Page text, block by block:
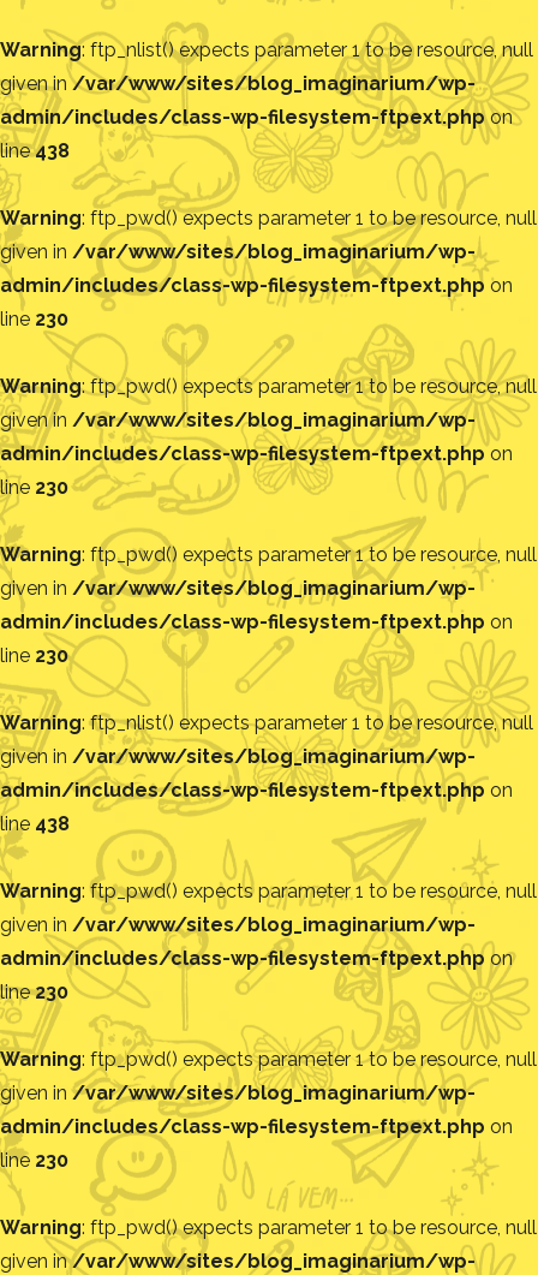
Warning: ftp_nlist() expects parameter 1 to be resource, null
given in/var/www/sites/blog_imaginarium/wp-
admin/includes/class-wp-filesystem-ftpext.phpon
line438
Warning: ftp_pwd() expects parameter 1 to be resource, null
given in /var/www/sites/blog_imaginarium/wp-
admin/includes/class-wp-filesystem-ftpext.php on
line 230
Warning: ftp_pwd() expects parameter 1 to be resource, null
given in /var/www/sites/blog_imaginarium/wp-
admin/includes/class-wp-filesystem-ftpext.phpon
line 230
Warning: ftp_pwd() expects parameter 1 to be resource, null
given in /var/www/sites/blog_imaginarium/wp-
admin/includes/class-wp-filesystem-ftpext.php on
line 230
Warning: ftp_nlist() expects parameter 1 to be resource, null
given in /var/www/sites/blog_imaginarium/wp-
admin/includes/class-wp-filesystem-ftpext.php on
line 438
Warning: ftp_pwd() expects parameter 1 to be resource, null
given in /var/www/sites/blog_imaginarium/wp-
admin/includes/class-wp-filesystem-ftpext.php on
line230
Warning: ftp_pwd() expects parameter 1 to be resource, null
given in /var/www/sites/blog_imaginarium/wp-
admin/includes/class-wp-filesystem-ftpext.php on
line 230
Warning: ftp_pwd() expects parameter 1 to be resource, null
given in/var/www/sites/blog_imaginarium/wp-